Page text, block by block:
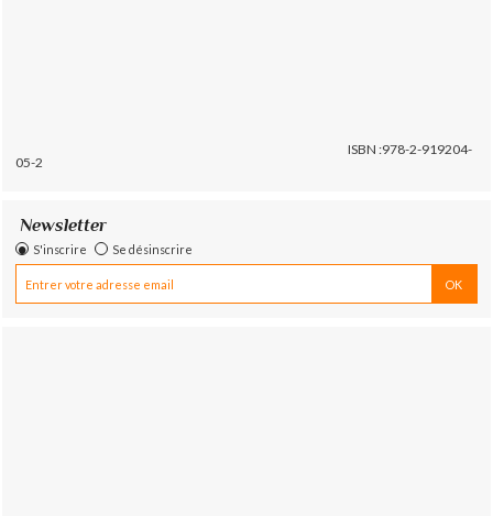
ISBN :978-2-919204-
05-2
Newsletter
S'inscrire Se désinscrire